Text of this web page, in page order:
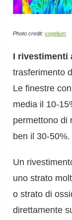
Photo credit: vogelium
I rivestimenti
trasferimento
Le finestre
media il 10-
permettono di
ben il 30-50%.
Un
uno strato
o strato di
direttamente